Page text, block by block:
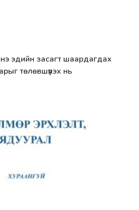
эдийн засагт шаардагдах
төлөвшүүлэх нь